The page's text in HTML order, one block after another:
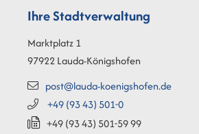
Ihre Stadtverwaltung
Marktplatz 1
97922Lauda-Königshofen
post@lauda-koenigshofen.de
+49 (9343) 501-0
+49 (9343) 501-5999